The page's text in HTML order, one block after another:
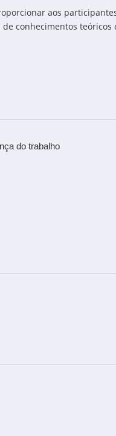
aos
conhecimentos
do trabalho